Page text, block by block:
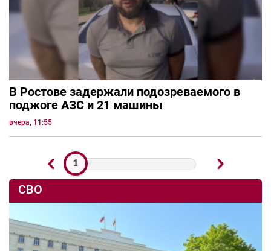
В Белой Калитве силовики накрыли
нарколабораторию
вчера, 12:13